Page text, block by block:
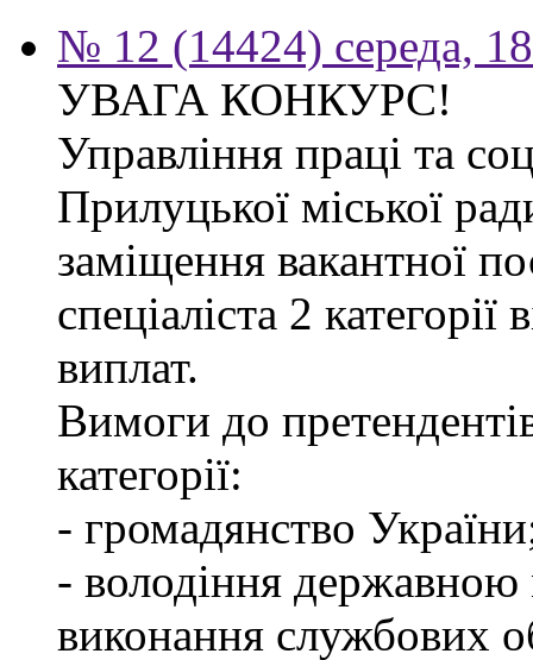
№ 12 (14424) середа,
УВАГА КОНКУРС!
Управління праці та
Прилуцької міської
заміщення вакантної
спеціаліста 2
виплат.
Вимоги до
категорії:
- громадянство
- володіння державною
виконання службових